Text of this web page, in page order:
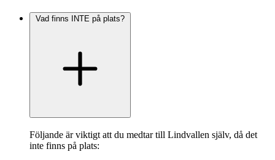
Vad finns INTE på plats?
Följande är viktigt att du medtar till Lindvallen själv, då det
inte finns på plats: